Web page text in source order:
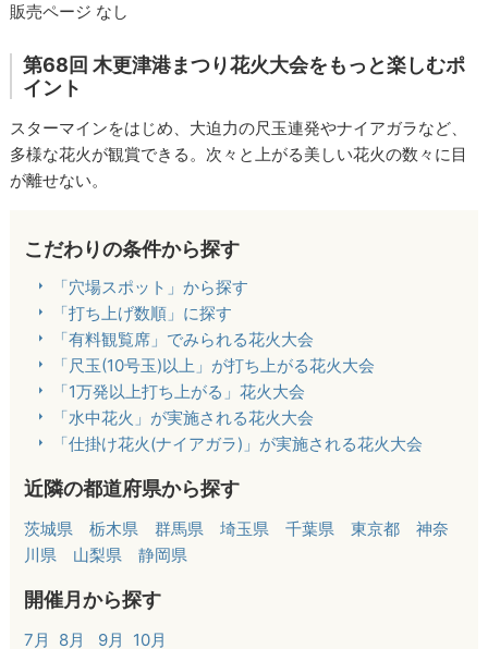
販売ページ なし
第68回 木更津港まつり花火大会をもっと楽しむポ
イント
スターマインをはじめ、大迫力の尺玉連発やナイアガラなど、
多様な花火が観賞できる。次々と上がる美しい花火の数々に目
が離せない。
こだわりの条件から探す
「穴場スポット」から探す
「打ち上げ数順」に探す
「有料観覧席」でみられる花火大会
「尺玉(10号玉)以上」が打ち上がる花火大会
「1万発以上打ち上がる」花火大会
「水中花火」が実施される花火大会
「仕掛け花火(ナイアガラ)」が実施される花火大会
近隣の都道府県から探す
茨城県 栃木県 群馬県 埼玉県 千葉県 東京都
神奈
川県
山梨県 静岡県
開催月から探す
7月 8月 9月 10月